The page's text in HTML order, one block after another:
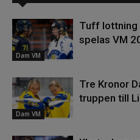
Dam VM
Tuff lottning
spelas VM
Dam VM
Tre Kronor
truppen till